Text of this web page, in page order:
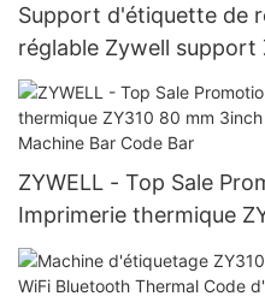
Support d'étiquette de
réglable Zywell support
PAD METAL STAND
ZYWELL - Top Sale
Imprimerie thermique
Imprimante